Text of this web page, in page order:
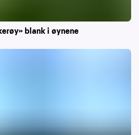
blank i øynene